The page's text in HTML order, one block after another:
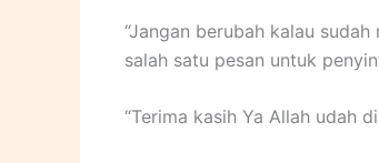
“Jangan berubah kalau
salah satu pesan untuk
“Terima kasih Ya Allah udah